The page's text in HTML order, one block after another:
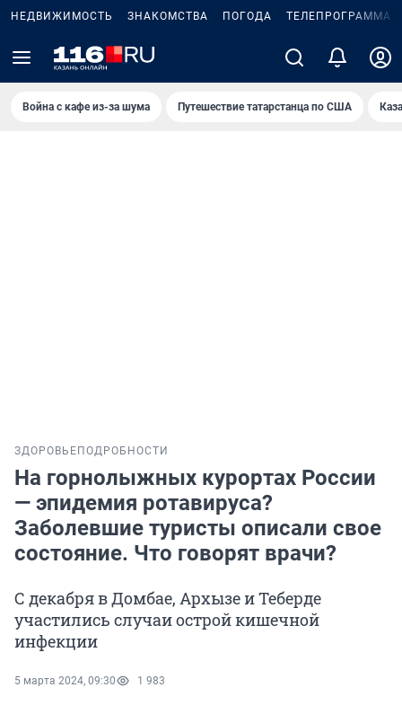
НЕДВИЖИМОСТЬ ЗНАКОМСТВА ПОГОДА ТЕЛЕПРОГРАММА
Война с кафе из-за шума Путешествие татарстанца по США
ЗДОРОВЬЕ ПОДРОБНОСТИ
На горнолыжных курортах России
— эпидемия ротавируса?
Заболевшие туристы описали свое
состояние. Что говорят врачи?
С декабря в Домбае, Архызе и Теберде
участились случаи острой кишечной
инфекции
5 марта 2024, 09:30 1 983